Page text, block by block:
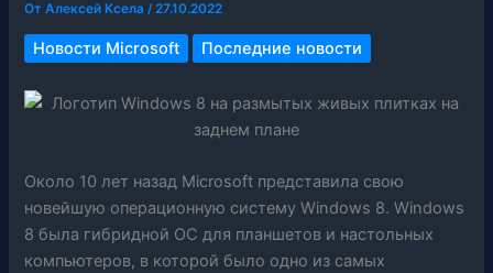
ОтАлексей Ксела/27.10.2022
Новости Microsoft Последние новости
Около 10 лет назад Microsoft представила свою
новейшую операционную систему Windows 8. Windows
8 была гибридной ОС для планшетов и настольных
компьютеров, в которой было одно из самых